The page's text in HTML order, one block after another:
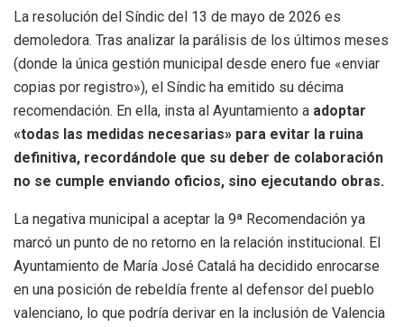
La resolución del Síndic del 13 de mayo de 2026 es
demoledora. Tras analizar la parálisis de los últimos meses
(donde la única gestión municipal desde enero fue «enviar
copias por registro»), el Síndic ha emitido su décima
recomendación. En ella, insta al Ayuntamiento a adoptar
«todas las medidas necesarias» para evitar la ruina
definitiva, recordándole que su deber de colaboración
no se cumple enviando oficios, sino ejecutando obras.
La negativa municipal a aceptar la 9ª Recomendación ya
marcó un punto de no retorno en la relación institucional. El
Ayuntamiento de María José Catalá ha decidido enrocarse
en una posición de rebeldía frente al defensor del pueblo
valenciano, lo que podría derivar en la inclusión de Valencia